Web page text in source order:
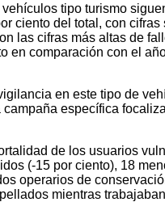
tipo turismo
ciento del total, con
las cifras más altas de
en comparación con el
en este tipo de
específica
de los usuarios
(-15 por ciento), 18
operarios de
mientras